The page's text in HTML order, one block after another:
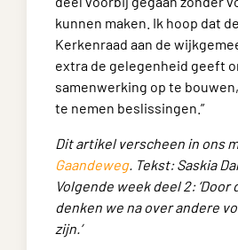
kunnen maken. Ik hoop dat
Kerkenraad aan de
extra de gelegenheid geeft
samenwerking op te
te nemen beslissingen.”
Dit artikel verscheen in ons
Gaandeweg. Tekst: Saskia
Volgende week deel 2: ‘Door
denken we na over andere
zijn.’